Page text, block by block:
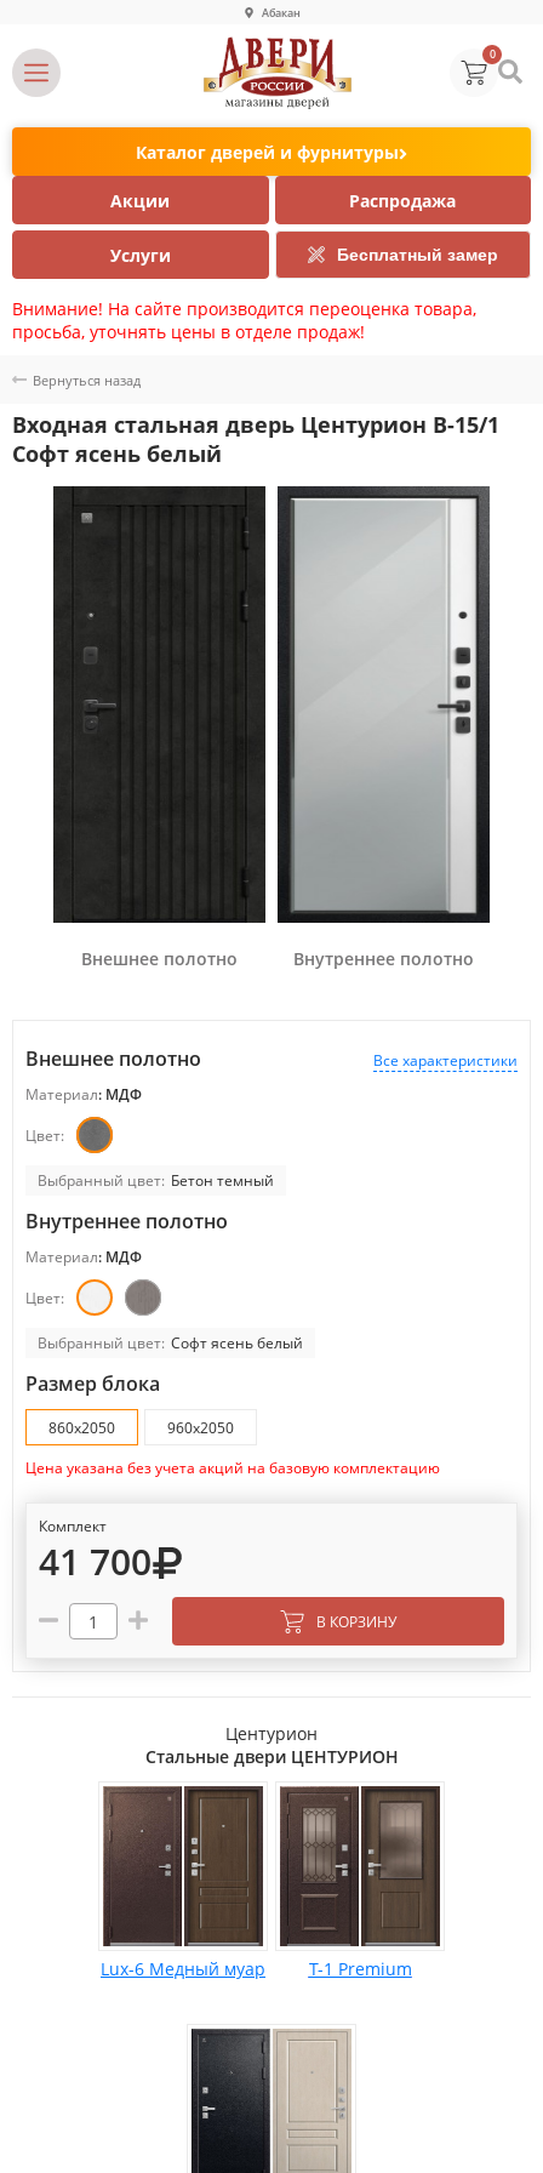
Абакан
0
Каталог дверей и фурнитуры
Акции Распродажа
Услуги Бесплатный замер
Внимание! На сайте производится переоценка товара,
просьба, уточнять цены в отделе продаж!
Вернуться назад
Входная стальная дверь Центурион В-15/1
Софт ясень белый
Внешнее полотно Внутреннее полотно
Все характеристики
Внешнее полотно
Материал: МДФ
Цвет:
Выбранный цвет: Бетон темный
Внутреннее полотно
Материал: МДФ
Цвет:
Выбранный цвет: Софт ясень белый
Размер блока
860х2050
960х2050
Цена указана без учета акций на базовую комплектацию
Комплект
41 700
В КОРЗИНУ
Центурион
Стальные двери ЦЕНТУРИОН
Lux-6 Медный муар Т-1 Premium